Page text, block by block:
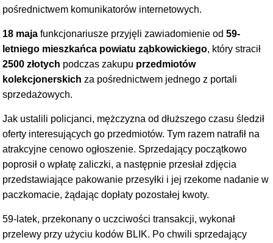
pośrednictwem komunikatorów internetowych.
18 maja funkcjonariusze przyjęli zawiadomienie od59-
letniego mieszkańca powiatu ząbkowickiego, który stracił
2500 złotych podczas zakupu przedmiotów
kolekcjonerskich za pośrednictwem jednego z portali
sprzedażowych.
Jak ustalili policjanci, mężczyzna od dłuższego czasu śledził
oferty interesujących go przedmiotów. Tym razem natrafił na
atrakcyjne cenowo ogłoszenie. Sprzedający początkowo
poprosił o wpłatę zaliczki, a następnie przesłał zdjęcia
przedstawiające pakowanie przesyłki i jej rzekome nadanie w
paczkomacie, żądając dopłaty pozostałej kwoty.
59-latek, przekonany o uczciwości transakcji, wykonał
przelewy przy użyciu kodów BLIK. Po chwili sprzedający